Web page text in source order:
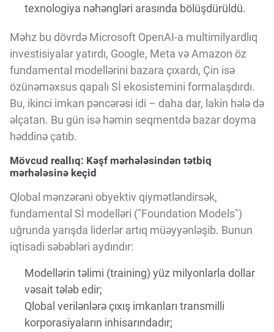
texnologiya nəhəngləri arasında bölüşdürüldü.
Məhz bu dövrdə Microsoft OpenAI-a multimilyardlıq
investisiyalar yatırdı, Google, Meta və Amazon öz
fundamental modellərini bazara çıxardı, Çin isə
özünəməxsus qapalı Sİ ekosistemini formalaşdırdı.
Bu, ikinci imkan pəncərəsi idi – daha dar, lakin hələ də
əlçatan. Bu gün isə həmin seqmentdə bazar doyma
həddinə çatıb.
Mövcud reallıq: Kəşf mərhələsindən tətbiq
mərhələsinə keçid
Qlobal mənzərəni obyektiv qiymətləndirsək,
fundamental Sİ modelləri ("Foundation Models")
uğrunda yarışda liderlər artıq müəyyənləşib. Bunun
iqtisadi səbəbləri aydındır:
Modellərin təlimi (training) yüz milyonlarla dollar
vəsait tələb edir;
Qlobal verilənlərə çıxış imkanları transmilli
korporasiyaların inhisarındadır;